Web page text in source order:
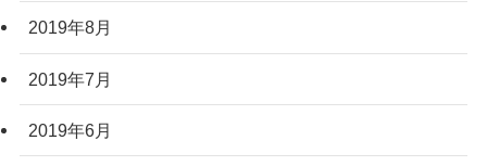
2019年8月
2019年7月
2019年6月